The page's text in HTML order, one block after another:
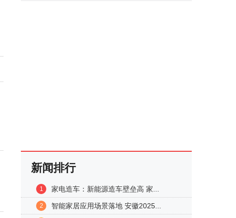
新闻排行
1 家电造车：新能源造车壁垒高 家...
2 智能家居应用场景落地 安徽2025...